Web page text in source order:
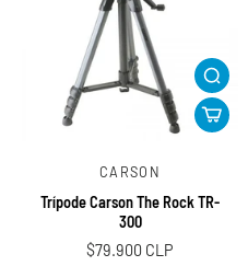
CARSON
Trípode Carson The Rock TR-
300
$79.900 CLP